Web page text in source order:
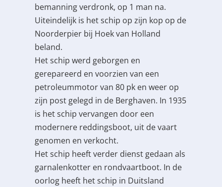
bemanning verdronk, op 1 man na.
Uiteindelijk is het schip op zijn kop op de
Noorderpier bij Hoek van Holland
beland.
Het schip werd geborgen en
gerepareerd en voorzien van een
petroleummotor van 80 pk en weer op
zijn post gelegd in de Berghaven. In 1935
is het schip vervangen door een
modernere reddingsboot, uit de vaart
genomen en verkocht.
Het schip heeft verder dienst gedaan als
garnalenkotter en rondvaartboot. In de
oorlog heeft het schip in Duitsland